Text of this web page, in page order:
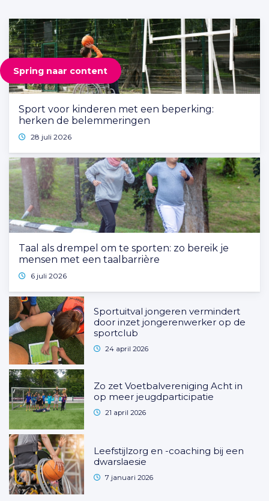
Spring naar content
Sport voor kinderen met een beperking:
herken de belemmeringen
28 juli 2026
Taal als drempel om te sporten: zo bereik je
mensen met een taalbarrière
6 juli 2026
Sportuitval jongeren vermindert
door inzet jongerenwerker op de
sportclub
24 april 2026
Zo zet Voetbalvereniging Acht in
op meer jeugdparticipatie
21 april 2026
Leefstijlzorg en -coaching bij een
dwarslaesie
7 januari 2026